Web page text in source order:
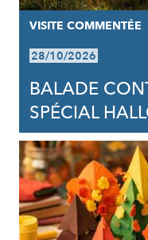
VISITE COMMENTÉE
28/10/2026
BALADE
SPÉCIAL